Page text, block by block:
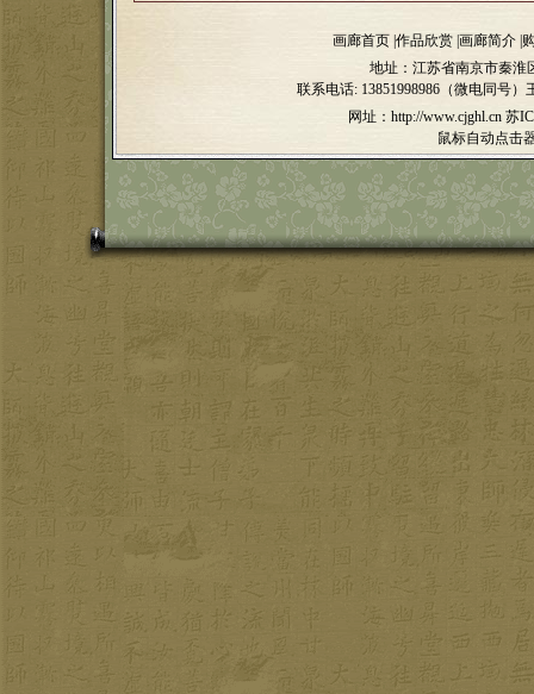
画廊首页 作品欣赏 画廊简介
地址：江苏省南京市秦淮
联系电话: 13851998986（微电同号）
网址：http://www.cjghl.cn 苏
鼠标自动点击